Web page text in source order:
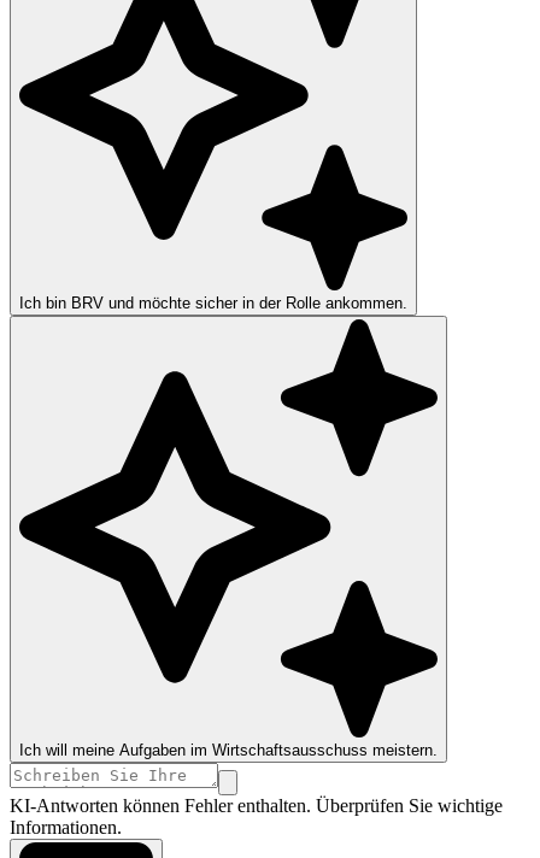
Ich bin BRV und möchte sicher in der Rolle ankommen.
Ich will meine Aufgaben im Wirtschaftsausschuss meistern.
KI-Antworten können Fehler enthalten. Überprüfen Sie wichtige
Informationen.